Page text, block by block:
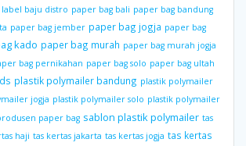
label baju distro paper bag bali paper bag bandung
paper bag jember paper bag jogja paper bag
kado paper bag murah paper bag murah jogja
bag pernikahan paper bag solo paper bag ultah
plastik polymailer bandung plastik polymailer
jogja plastik polymailer solo plastik polymailer
paper bag sablon plastik polymailer tas
haji tas kertas jakarta tas kertas jogja tas kertas